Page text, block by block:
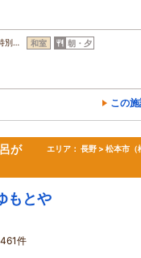
別… 和室 朝・夕
この
が
エリア： 長野 > 松本市（
もとや
461件